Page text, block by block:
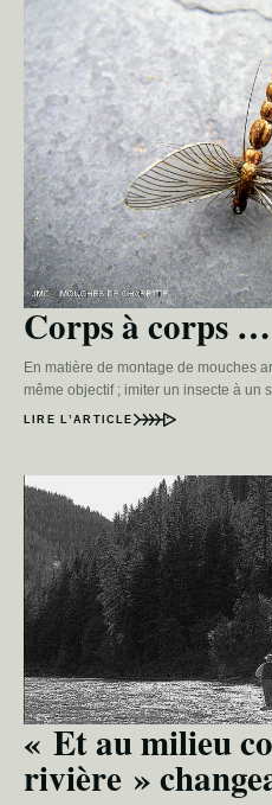
Corps à corps
En matière de montage de mouches
même objectif ; imiter un insecte à un
LIRE L’ARTICLE
« Et au milieu
rivière »